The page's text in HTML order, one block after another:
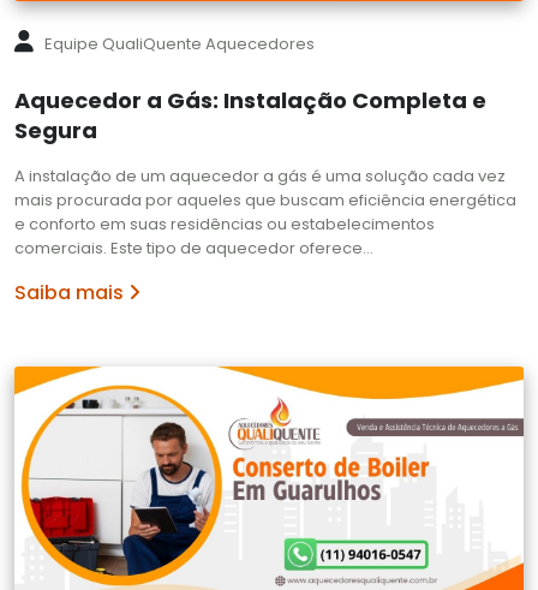
Equipe QualiQuente Aquecedores
Aquecedor a Gás: Instalação Completa e
Segura
A instalação de um aquecedor a gás é uma solução cada vez
mais procurada por aqueles que buscam eficiência energética
e conforto em suas residências ou estabelecimentos
comerciais. Este tipo de aquecedor oferece…
Saiba mais